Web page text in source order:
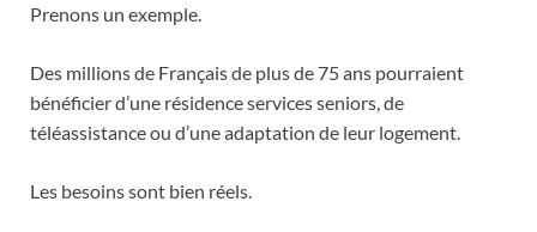
Prenons un exemple.
Des millions de Français de plus de 75 ans pourraient
bénéficier d’une résidence services seniors, de
téléassistance ou d’une adaptation de leur logement.
Les besoins sont bien réels.